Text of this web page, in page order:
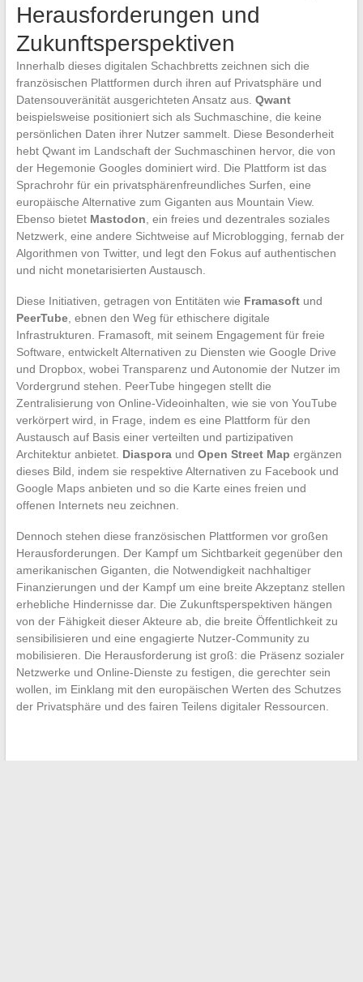
Herausforderungen und
Zukunftsperspektiven
Innerhalb dieses digitalen Schachbretts zeichnen sich die
französischen Plattformen durch ihren auf Privatsphäre und
Datensouveränität ausgerichteten Ansatz aus. Qwant
beispielsweise positioniert sich als Suchmaschine, die keine
persönlichen Daten ihrer Nutzer sammelt. Diese Besonderheit
hebt Qwant im Landschaft der Suchmaschinen hervor, die von
der Hegemonie Googles dominiert wird. Die Plattform ist das
Sprachrohr für ein privatsphärenfreundliches Surfen, eine
europäische Alternative zum Giganten aus Mountain View.
Ebenso bietet Mastodon , ein freies und dezentrales soziales
Netzwerk, eine andere Sichtweise auf Microblogging, fernab der
Algorithmen von Twitter, und legt den Fokus auf authentischen
und nicht monetarisierten Austausch.
Diese Initiativen, getragen von Entitäten wie Framasoftund
PeerTube, ebnen den Weg für ethischere digitale
Infrastrukturen. Framasoft, mit seinem Engagement für freie
Software, entwickelt Alternativen zu Diensten wie Google Drive
und Dropbox, wobei Transparenz und Autonomie der Nutzer im
Vordergrund stehen. PeerTube hingegen stellt die
Zentralisierung von Online-Videoinhalten, wie sie von YouTube
verkörpert wird, in Frage, indem es eine Plattform für den
Austausch auf Basis einer verteilten und partizipativen
Architektur anbietet. Diasporaund Open Street Map ergänzen
dieses Bild, indem sie respektive Alternativen zu Facebook und
Google Maps anbieten und so die Karte eines freien und
offenen Internets neu zeichnen.
Dennoch stehen diese französischen Plattformen vor großen
Herausforderungen. Der Kampf um Sichtbarkeit gegenüber den
amerikanischen Giganten, die Notwendigkeit nachhaltiger
Finanzierungen und der Kampf um eine breite Akzeptanz stellen
erhebliche Hindernisse dar. Die Zukunftsperspektiven hängen
von der Fähigkeit dieser Akteure ab, die breite Öffentlichkeit zu
sensibilisieren und eine engagierte Nutzer-Community zu
mobilisieren. Die Herausforderung ist groß: die Präsenz sozialer
Netzwerke und Online-Dienste zu festigen, die gerechter sein
wollen, im Einklang mit den europäischen Werten des Schutzes
der Privatsphäre und des fairen Teilens digitaler Ressourcen.